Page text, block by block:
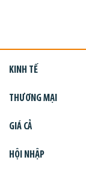
KINH TẾ
THƯƠNG MẠI
GIÁ CẢ
HỘI NHẬP